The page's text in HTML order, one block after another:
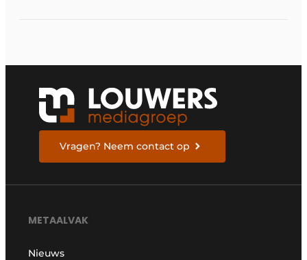
Vragen? Neem contact op
METAALVAK
Nieuws